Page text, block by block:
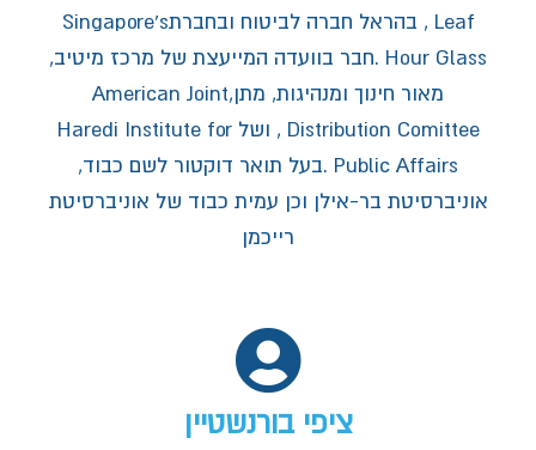
Leaf , בהראל חברה לביטוח ובחברתSingapore's
Hour Glass .חבר בוועדה המייעצת של מרכז מיטיב,
מאור חינוך ומנהיגות, מתן,American Joint
Distribution Comittee , ושל Haredi Institute for
Public Affairs .בעל תואר דוקטור לשם כבוד,
אוניברסיטת בר-אילן וכן עמית כבוד של אוניברסיטת
רייכמן
ציפי בורנשטיין